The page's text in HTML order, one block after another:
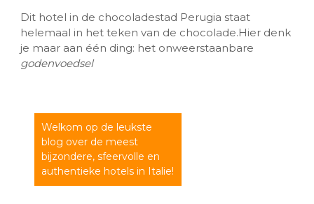
Dit hotel in de chocoladestad Perugia staat
helemaal in het teken van de chocolade.Hier denk
je maar aan één ding: het onweerstaanbare
godenvoedsel
Welkom op de leukste
blog over de meest
bijzondere, sfeervolle en
authentieke hotels in Italie!